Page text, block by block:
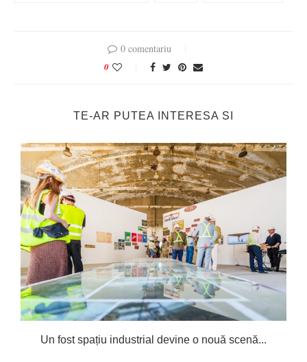
0 comentariu
0
TE-AR PUTEA INTERESA SI
Un fost spațiu industrial devine o nouă scenă...